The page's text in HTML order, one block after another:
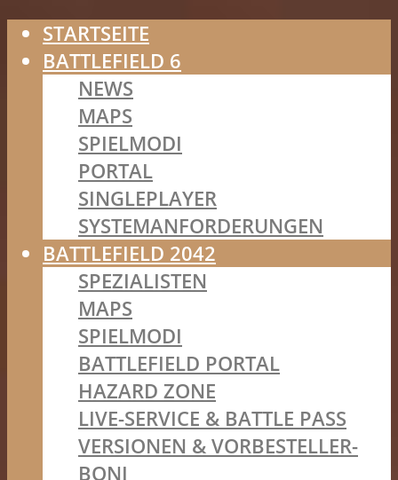
STARTSEITE
BATTLEFIELD 6
NEWS
MAPS
SPIELMODI
PORTAL
SINGLEPLAYER
SYSTEMANFORDERUNGEN
BATTLEFIELD 2042
SPEZIALISTEN
MAPS
SPIELMODI
BATTLEFIELD PORTAL
HAZARD ZONE
LIVE-SERVICE & BATTLE PASS
VERSIONEN & VORBESTELLER-
BONI